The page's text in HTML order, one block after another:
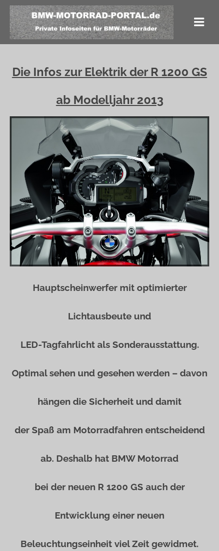
Die Infos zur Elektrik der R 1200 GS
ab Modelljahr 2013
Hauptscheinwerfer mit optimierter
Lichtausbeute und
LED-Tagfahrlicht als Sonderausstattung.
Optimal sehen und gesehen werden – davon
hängen die Sicherheit und damit
der Spaß am Motorradfahren entscheidend
ab. Deshalb hat BMW Motorrad
bei der neuen R 1200 GS auch der
Entwicklung einer neuen
Beleuchtungseinheit viel Zeit gewidmet.